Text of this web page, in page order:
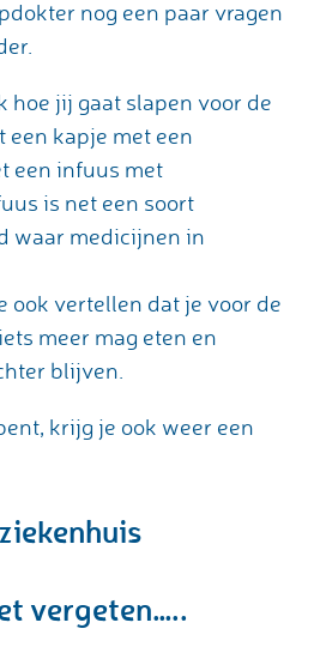
nog een paar vragen
hoe jij gaat slapen voor de
een kapje met een
een infuus met
is net een soort
waar medicijnen in
ook vertellen dat je voor de
meer mag eten en
blijven.
krijg je ook weer een
vergeten…..